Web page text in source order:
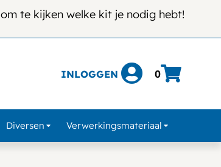
om te kijken welke kit je nodig hebt!
INLOGGEN 0
Diversen Verwerkingsmateriaal